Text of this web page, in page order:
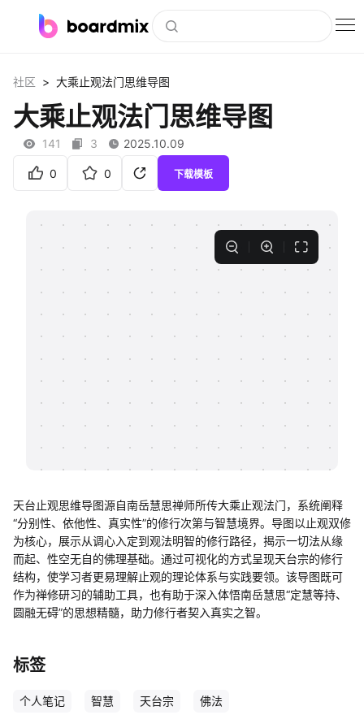
社区资源
下载
私有化部署
知识分享社区
社区 > 大乘止观法门思维导图
大乘止观法门思维导图
141 3 2025.10.09
0 0 下载模板
天台止观思维导图源自南岳慧思禅师所传大乘止观法门，系统阐释
“分别性、依他性、真实性”的修行次第与智慧境界。导图以止观双修
为核心，展示从调心入定到观法明智的修行路径，揭示一切法从缘
而起、性空无自的佛理基础。通过可视化的方式呈现天台宗的修行
结构，使学习者更易理解止观的理论体系与实践要领。该导图既可
作为禅修研习的辅助工具，也有助于深入体悟南岳慧思“定慧等持、
圆融无碍”的思想精髓，助力修行者契入真实之智。
标签
个人笔记 智慧 天台宗 佛法